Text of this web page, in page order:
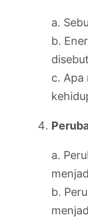
a.
b.
c. Apa
a.
b.